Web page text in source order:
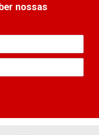
nossas